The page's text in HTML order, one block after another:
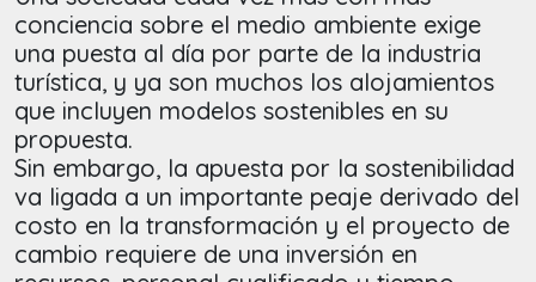
conciencia sobre el medio ambiente exige
una puesta al día por parte de la industria
turística, y ya son muchos los alojamientos
que incluyen modelos sostenibles en su
propuesta.
Sin embargo, la apuesta por la sostenibilidad
va ligada a un importante peaje derivado del
costo en la transformación y el proyecto de
cambio requiere de una inversión en